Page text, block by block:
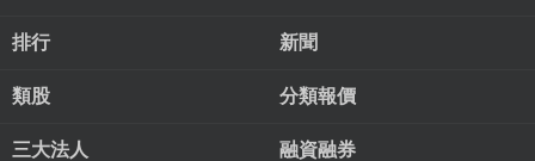
排行 新聞
類股 分類報價
三大法人 融資融券